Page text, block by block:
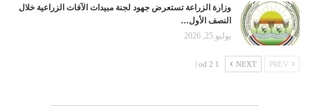
وزارة الزراعة تستعرض جهود لجنة مبيدات الآفات الزراعية خلال
النصف الأول…
يوليو 25, 2026
NEXT
1 od 2 |